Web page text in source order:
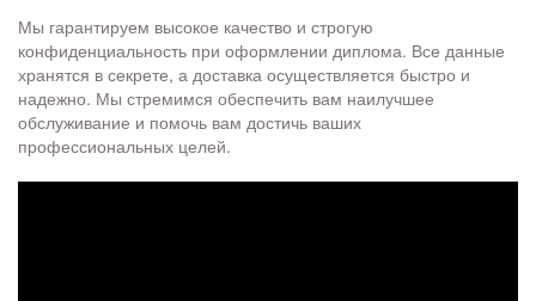
Мы гарантируем высокое качество и строгую
конфиденциальность при оформлении диплома. Все данные
хранятся в секрете, а доставка осуществляется быстро и
надежно. Мы стремимся обеспечить вам наилучшее
обслуживание и помочь вам достичь ваших
профессиональных целей.